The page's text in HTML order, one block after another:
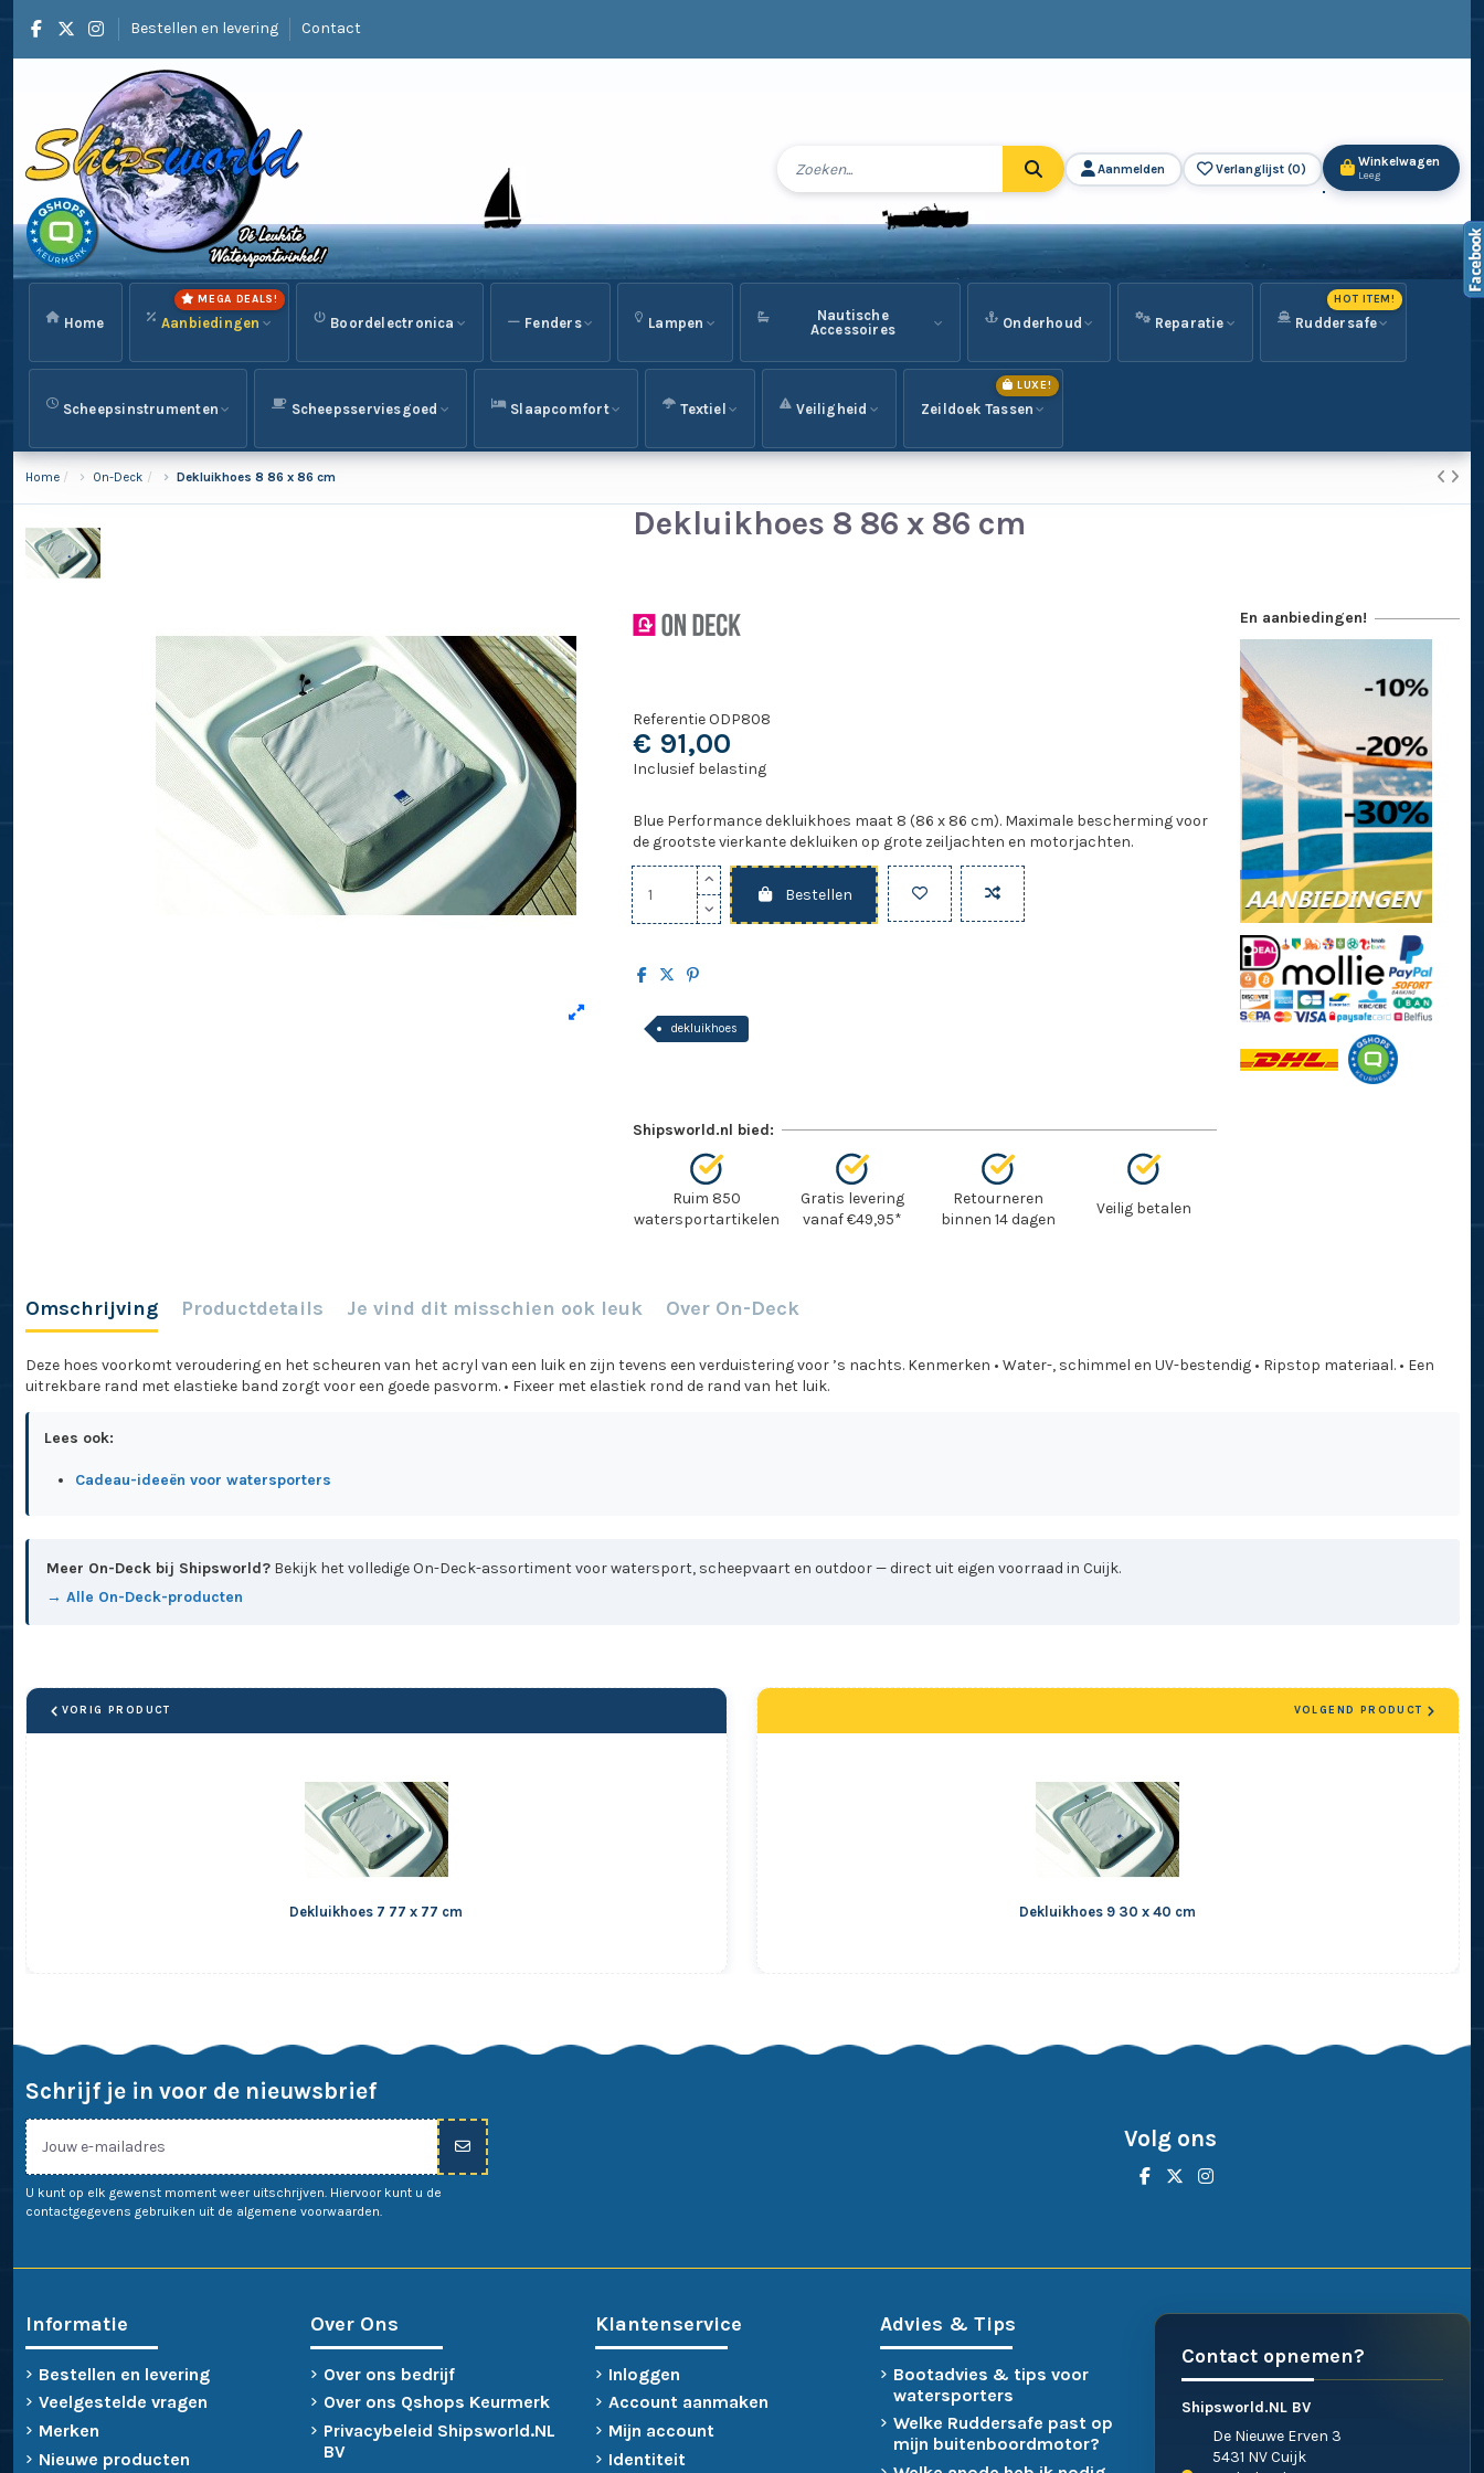
Bestellen en levering Contact
Aanmelden Verlanglijst (0) Winkelwagen
Leeg
Home Aanbiedingen
MEGA DEALS!
Boordelectronica Fenders Lampen
Nautische
Accessoires
Onderhoud Reparatie Ruddersafe
HOT ITEM!
Scheepsinstrumenten Scheepsserviesgoed Slaapcomfort Textiel Veiligheid Zeildoek Tassen
LUXE!
Home On-Deck Dekluikhoes 8 86 x 86 cm
Dekluikhoes 8 86 x 86 cm
Referentie ODP808
€ 91,00
Inclusief belasting
Blue Performance dekluikhoes maat 8 (86 x 86 cm). Maximale bescherming voor
de grootste vierkante dekluiken op grote zeiljachten en motorjachten.
Bestellen
dekluikhoes
Shipsworld.nl bied:
Ruim 850
watersportartikelen
Gratis levering
vanaf €49,95*
Retourneren
binnen 14 dagen
Veilig betalen
En aanbiedingen!
Omschrijving Productdetails Je vind dit misschien ook leuk Over On-Deck
Deze hoes voorkomt veroudering en het scheuren van het acryl van een luik en zijn tevens een verduistering voor ’s nachts. Kenmerken • Water-, schimmel en UV-bestendig • Ripstop materiaal. • Een
uitrekbare rand met elastieke band zorgt voor een goede pasvorm. • Fixeer met elastiek rond de rand van het luik.
Lees ook:
Cadeau-ideeën voor watersporters
Meer On-Deck bij Shipsworld? Bekijk het volledige On-Deck-assortiment voor watersport, scheepvaart en outdoor — direct uit eigen voorraad in Cuijk.
→ Alle On-Deck-producten
VORIG PRODUCT
Dekluikhoes 7 77 x 77 cm Dekluikhoes 9 30 x 40 cm
VOLGEND PRODUCT
Schrijf je in voor de nieuwsbrief
U kunt op elk gewenst moment weer uitschrijven. Hiervoor kunt u de
contactgegevens gebruiken uit de algemene voorwaarden.
Volg ons
Informatie
Bestellen en levering
Veelgestelde vragen
Merken
Nieuwe producten
Over Ons
Over ons bedrijf
Over ons Qshops Keurmerk
Privacybeleid Shipsworld.NL
BV
Klantenservice
Inloggen
Account aanmaken
Mijn account
Identiteit
Advies & Tips
Bootadvies & tips voor
watersporters
Welke Ruddersafe past op
mijn buitenboordmotor?
Contact opnemen?
Shipsworld.NL BV
De Nieuwe Erven 3
5431 NV Cuijk